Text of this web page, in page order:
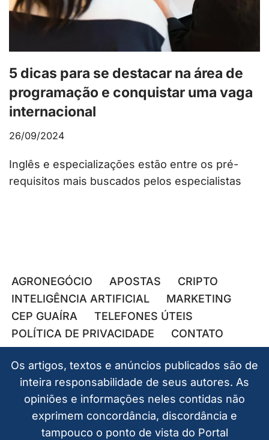
5 dicas para se destacar na área de
programação e conquistar uma vaga
internacional
26/09/2024
Inglês e especializações estão entre os pré-
requisitos mais buscados pelos especialistas
AGRONEGÓCIO APOSTAS
CRIPTO
INTELIGÊNCIA ARTIFICIAL
MARKETING
CEP GUAÍRA
TELEFONES ÚTEIS
POLÍTICA DE PRIVACIDADE
CONTATO
Os artigos, textos e anúncios publicados são de
inteira responsabilidade de seus autores. As
opiniões e informações neles contidas não
exprimem concordância, discordância e
tampouco o ponto de vista do Portal